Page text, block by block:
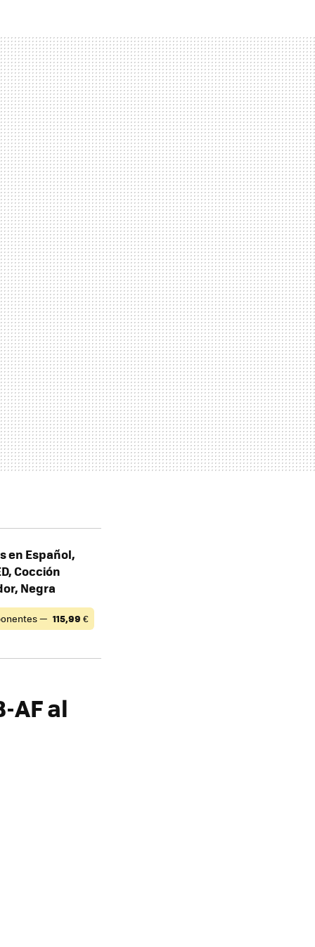
en Español,
Cocción
Negra
— 115,99 €
AF al